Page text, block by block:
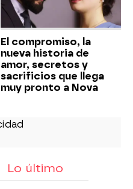
El compromiso, la
nueva historia de
amor, secretos y
sacrificios que llega
muy pronto a Nova
Lo último